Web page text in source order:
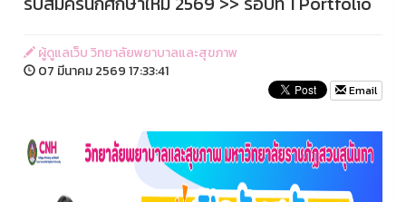
ผู้ดูแลเว็บ วิทยาลัยพยาบาลและสุขภาพ
07 มีนาคม 2569 17:33:41
Email